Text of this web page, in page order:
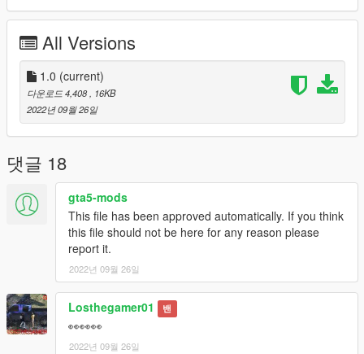
All Versions
1.0 (current)
다운로드 4,408, 16KB
2022년 09월 26일
댓글 18
gta5-mods
This file has been approved automatically. If you think
this file should not be here for any reason please
report it.
2022년 09월 26일
Losthegamer01 밴
👀👀👀
2022년 09월 26일